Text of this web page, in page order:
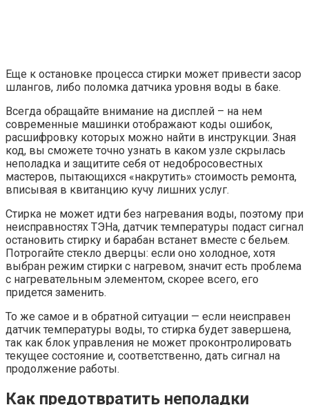
Еще к остановке процесса стирки может привести засор
шлангов, либо поломка датчика уровня воды в баке.
Всегда обращайте внимание на дисплей – на нем
современные машинки отображают коды ошибок,
расшифровку которых можно найти в инструкции. Зная
код, вы сможете точно узнать в каком узле скрылась
неполадка и защитите себя от недобросовестных
мастеров, пытающихся «накрутить» стоимость ремонта,
вписывая в квитанцию кучу лишних услуг.
Стирка не может идти без нагревания воды, поэтому при
неисправностях ТЭНа, датчик температуры подаст сигнал
остановить стирку и барабан встанет вместе с бельем.
Потрогайте стекло дверцы: если оно холодное, хотя
выбран режим стирки с нагревом, значит есть проблема
с нагревательным элементом, скорее всего, его
придется заменить.
То же самое и в обратной ситуации — если неисправен
датчик температуры воды, то стирка будет завершена,
так как блок управления не может проконтролировать
текущее состояние и, соответственно, дать сигнал на
продолжение работы.
Как предотвратить неполадки